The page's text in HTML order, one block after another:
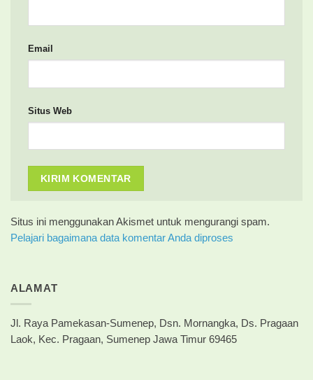
Email
Situs Web
Situs ini menggunakan Akismet untuk mengurangi spam.
Pelajari bagaimana data komentar Anda diproses
ALAMAT
Jl. Raya Pamekasan-Sumenep, Dsn. Mornangka, Ds. Pragaan
Laok, Kec. Pragaan, Sumenep Jawa Timur 69465